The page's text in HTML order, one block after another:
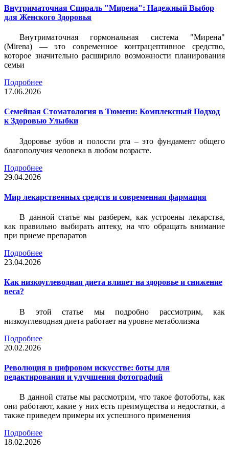
Внутриматочная Спираль "Мирена": Надежный Выбор
для Женского Здоровья
Внутриматочная гормональная система "Мирена"
(Mirena) — это современное контрацептивное средство,
которое значительно расширило возможности планирования
семьи
Подробнее
17.06.2026
Семейная Стоматология в Тюмени: Комплексный Подход
к Здоровью Улыбки
Здоровье зубов и полости рта – это фундамент общего
благополучия человека в любом возрасте.
Подробнее
29.04.2026
Мир лекарственных средств и современная фармация
В данной статье мы разберем, как устроены лекарства,
как правильно выбирать аптеку, на что обращать внимание
при приеме препаратов
Подробнее
23.04.2026
Как низкоуглеводная диета влияет на здоровье и снижение
веса?
В этой статье мы подробно рассмотрим, как
низкоуглеводная диета работает на уровне метаболизма
Подробнее
20.02.2026
Революция в цифровом искусстве: боты для
редактирования и улучшения фотографий
В данной статье мы рассмотрим, что такое фотоботы, как
они работают, какие у них есть преимущества и недостатки, а
также приведем примеры их успешного применения
Подробнее
18.02.2026